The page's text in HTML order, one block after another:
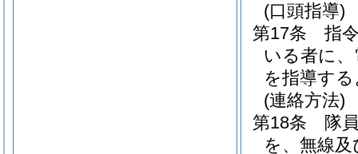
(口頭指導)
第17条
指
いる者に
を指導す
(連絡方法)
第18条
隊
を、無線